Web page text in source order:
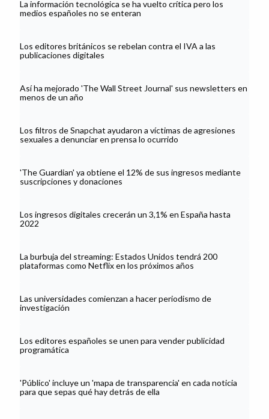
La información tecnológica se ha vuelto crítica pero los
medios españoles no se enteran
Los editores británicos se rebelan contra el IVA a las
publicaciones digitales
Así ha mejorado 'The Wall Street Journal' sus newsletters en
menos de un año
Los filtros de Snapchat ayudaron a víctimas de agresiones
sexuales a denunciar en prensa lo ocurrido
'The Guardian' ya obtiene el 12% de sus ingresos mediante
suscripciones y donaciones
Los ingresos digitales crecerán un 3,1% en España hasta
2022
La burbuja del streaming: Estados Unidos tendrá 200
plataformas como Netflix en los próximos años
Las universidades comienzan a hacer periodismo de
investigación
Los editores españoles se unen para vender publicidad
programática
'Público' incluye un 'mapa de transparencia' en cada noticia
para que sepas qué hay detrás de ella